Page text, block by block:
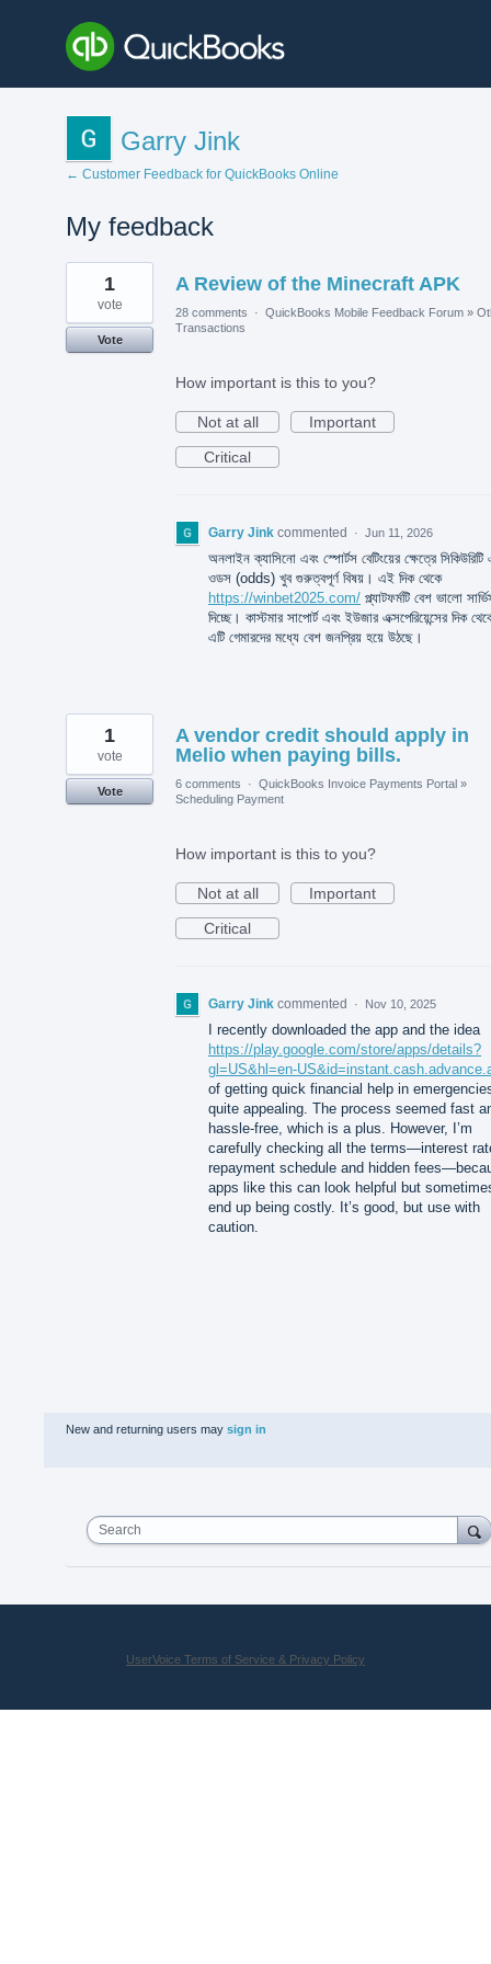
Garry Jink
← Customer Feedback for QuickBooks Online
My feedback
2
results
found
A Review of the Minecraft APK
1
vote
Vote
28 comments · QuickBooks Mobile Feedback Forum »
Transactions
How important is this to you?
Not at all
Important
Critical
Garry Jink commented · Jun 11, 2026
অনলাইন ক্যাসিনো এবং স্পোর্টস বেটিংয়ের ক্ষেত্রে সিকিউরিটি
ওডস (odds) খুব গুরুত্বপূর্ণ বিষয়। এই দিক থেকে
https://winbet2025.com/ প্ল্যাটফর্মটি বেশ ভালো
দিচ্ছে। কাস্টমার সাপোর্ট এবং ইউজার এক্সপেরিয়েন্সের দিক
এটি গেমারদের মধ্যে বেশ জনপ্রিয় হয়ে উঠছে।
A vendor credit should apply in
Melio when paying bills.
1
vote
Vote
6 comments · QuickBooks Invoice Payments Portal »
Scheduling Payment
How important is this to you?
Not at all
Important
Critical
Garry Jink commented · Nov 10, 2025
I recently downloaded the app and the idea
https://play.google.com/store/apps/details?
gl=US&hl=en-
of getting quick financial help in
quite appealing. The process seemed fast
hassle-free, which is a plus. However, I’m
carefully checking all the terms—interest
repayment schedule and hidden
apps like this can look helpful but
end up being costly. It’s good, but use with
caution.
New and returning users may sign in
Search
UserVoice Terms of Service & Privacy Policy